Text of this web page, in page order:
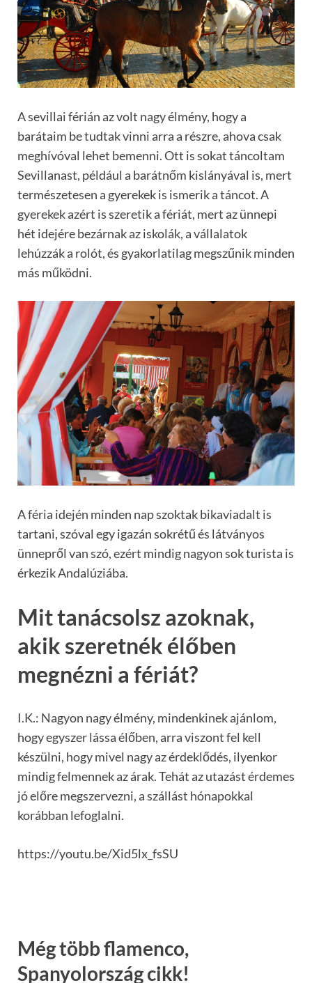
A sevillai férián az volt nagy élmény, hogy a
barátaim be tudtak vinni arra a részre, ahova csak
meghívóval lehet bemenni. Ott is sokat táncoltam
Sevillanast, például a barátnőm kislányával is, mert
természetesen a gyerekek is ismerik a táncot. A
gyerekek azért is szeretik a fériát, mert az ünnepi
hét idejére bezárnak az iskolák, a vállalatok
lehúzzák a rolót, és gyakorlatilag megszűnik minden
más működni.
A féria idején minden nap szoktak bikaviadalt is
tartani, szóval egy igazán sokrétű és látványos
ünnepről van szó, ezért mindig nagyon sok turista is
érkezik Andalúziába.
Mit tanácsolsz azoknak,
akik szeretnék élőben
megnézni a fériát?
I.K.: Nagyon nagy élmény, mindenkinek ajánlom,
hogy egyszer lássa élőben, arra viszont fel kell
készülni, hogy mivel nagy az érdeklődés, ilyenkor
mindig felmennek az árak. Tehát az utazást érdemes
jó előre megszervezni, a szállást hónapokkal
korábban lefoglalni.
https://youtu.be/Xid5lx_fsSU
Még több flamenco,
Spanyolország cikk!